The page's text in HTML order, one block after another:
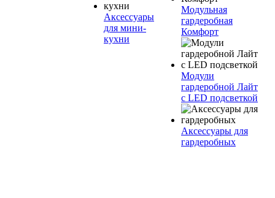
Аксессуары
для мини-
кухни
Модульная
гардеробная
Комфорт
Модули
гардеробной Лайт
с LED подсветкой
Аксессуары для
гардеробных